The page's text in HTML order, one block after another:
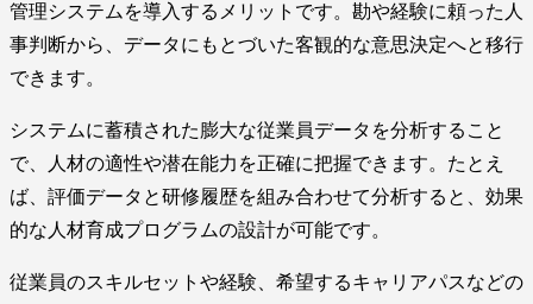
管理システムを導入するメリットです。勘や経験に頼った人
事判断から、データにもとづいた客観的な意思決定へと移行
できます。
システムに蓄積された膨大な従業員データを分析すること
で、人材の適性や潜在能力を正確に把握できます。たとえ
ば、評価データと研修履歴を組み合わせて分析すると、効果
的な人材育成プログラムの設計が可能です。
従業員のスキルセットや経験、希望するキャリアパスなどの